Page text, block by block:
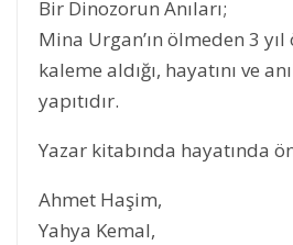
Bir Dinozorun Anıları;
Mina Urgan’ın ölmeden 3 yıl
kaleme aldığı, hayatını ve
yapıtıdır.
Yazar kitabında hayatında
Ahmet Haşim,
Yahya Kemal,